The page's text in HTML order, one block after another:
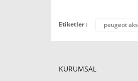
Etiketler : peugeot aks
KURUMSAL